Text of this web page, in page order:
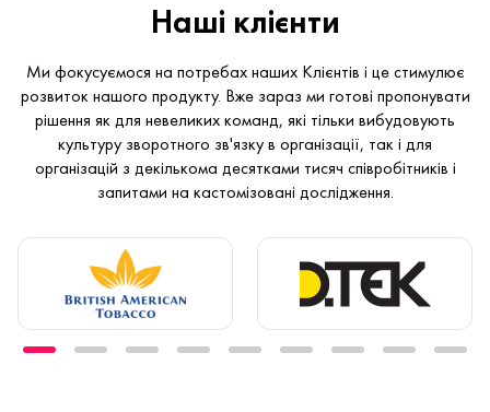
Наші клієнти
Ми фокусуємося на потребах наших Клієнтів і це стимулює
розвиток нашого продукту. Вже зараз ми готові пропонувати
рішення як для невеликих команд, які тільки вибудовують
культуру зворотного зв'язку в організації, так і для
організацій з декількома десятками тисяч співробітників і
запитами на кастомізовані дослідження.